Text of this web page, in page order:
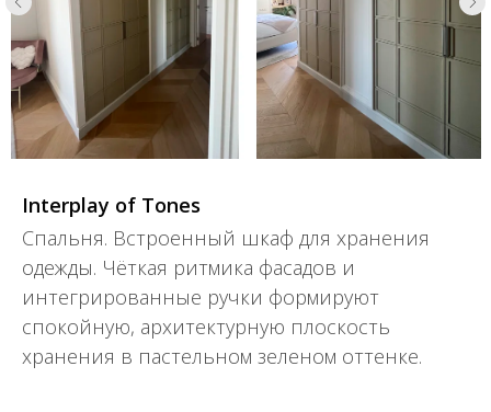
Interplay of Tones
Спальня. Встроенный шкаф для хранения
одежды. Чёткая ритмика фасадов и
интегрированные ручки формируют
спокойную, архитектурную плоскость
хранения в пастельном зеленом оттенке.